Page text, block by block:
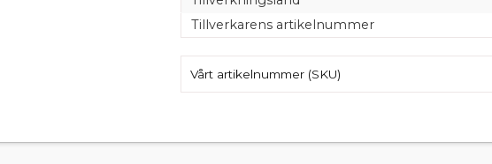
Tillverkarens artikelnummer
Vårt artikelnummer (SKU)